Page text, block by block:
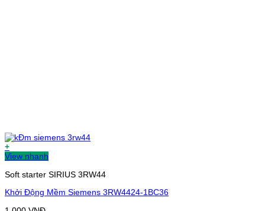
+
View nhanh
Soft starter SIRIUS 3RW44
Khởi Động Mềm Siemens 3RW4424-1BC36